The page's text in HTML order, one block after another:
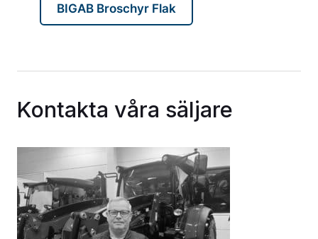
BIGAB Broschyr Flak
Kontakta våra säljare